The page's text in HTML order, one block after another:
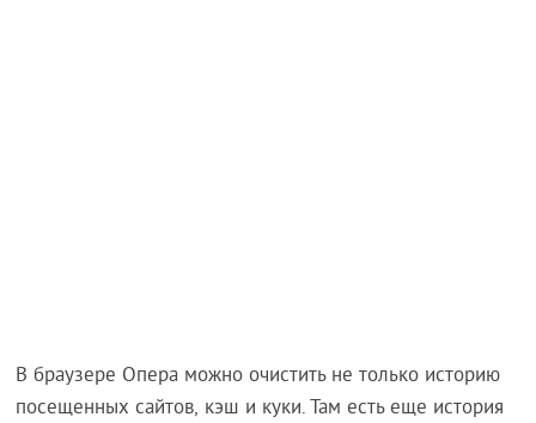
В браузере Опера можно очистить не только историю
посещенных сайтов, кэш и куки. Там есть еще история